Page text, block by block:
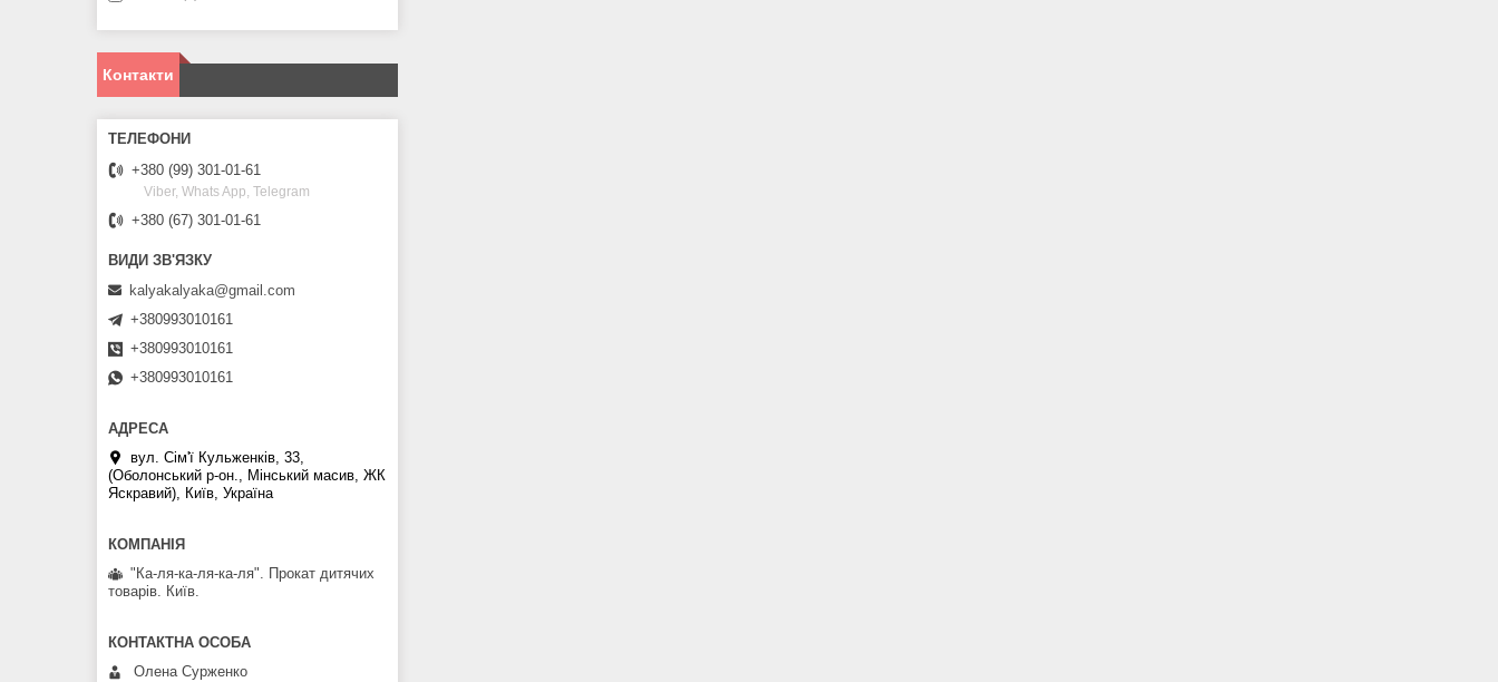
Контакти
+380 (99) 301-01-61
Viber, Whats App, Telegram
+380 (67) 301-01-61
kalyakalyaka@gmail.com
+380993010161
+380993010161
+380993010161
вул. Сім'ї Кульженків, 33,
(Оболонський р-он., Мінський масив, ЖК
Яскравий), Київ, Україна
"Ка-ля-ка-ля-ка-ля". Прокат дитячих
товарів. Київ.
Олена Сурженко